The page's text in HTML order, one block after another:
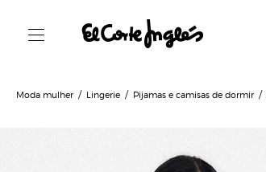
Moda mulher Lingerie Pijamas e camisas de dormir